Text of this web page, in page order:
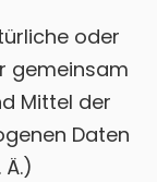
oder
gemeinsam
Mittel der
Daten